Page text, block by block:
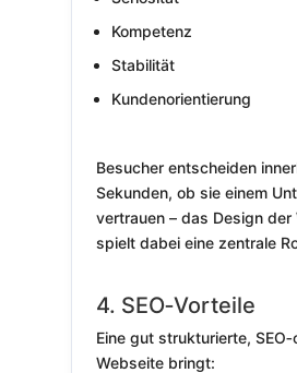
Kompetenz
Stabilität
Kundenorientierung
Besucher entscheiden
Sekunden, ob sie einem
vertrauen – das Design der
spielt dabei eine zentrale
4. SEO‑Vorteile
Eine gut strukturierte,
Webseite bringt: